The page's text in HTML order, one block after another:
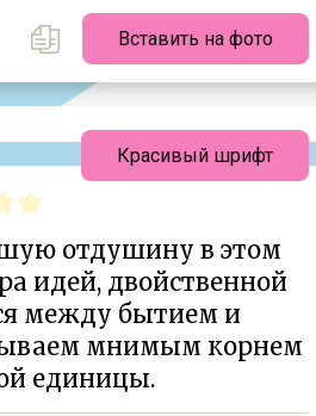
Вставить на фото
отдушину в этом
идей, двойственной
между бытием и
мнимым корнем
единицы.
Красивый шрифт